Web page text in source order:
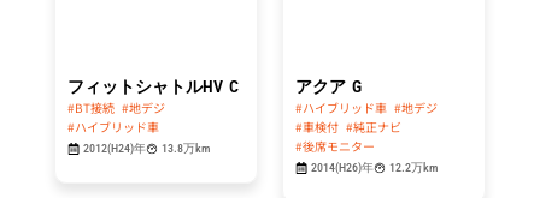
フィットシャトルHV C
#BT接続 #地デジ
#ハイブリッド車
2012(H24)年 13.8万km
アクア G
#ハイブリッド車 #地デジ
#車検付 #純正ナビ
#後席モニター
2014(H26)年 12.2万km